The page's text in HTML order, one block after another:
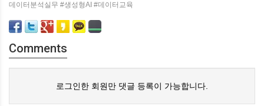
데이터분석실무 #생성형AI #데이터교육
Comments
로그인한 회원만 댓글 등록이 가능합니다.